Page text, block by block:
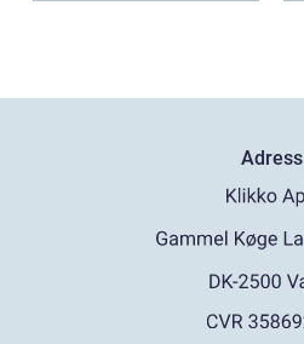
Adress